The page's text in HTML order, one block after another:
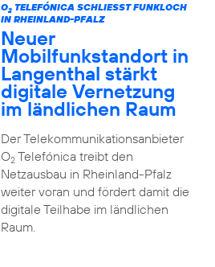
O2TELEFÓNICA SCHLIESST FUNKLOCH I
N RHEINLAND-PFALZ
Neuer
Mobilfunkstandort in
Langenthal stärkt
digitale Vernetzung
im ländlichen Raum
Der Telekommunikationsanbieter
O2Telefónica treibt den
Netzausbau in Rheinland-Pfalz
weiter voran und fördert damit die
digitale Teilhabe im ländlichen
Raum.